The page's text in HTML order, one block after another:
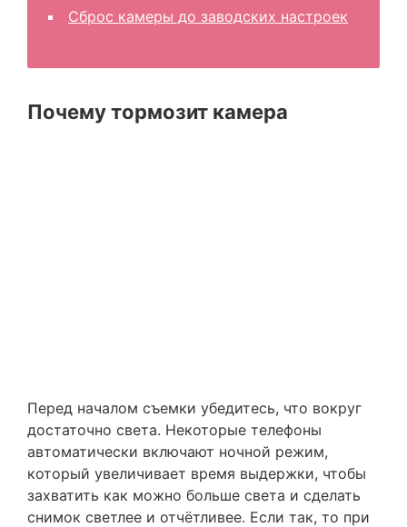
Сброс камеры до заводских настроек
Почему тормозит камера
Перед началом съемки убедитесь, что вокруг
достаточно света. Некоторые телефоны
автоматически включают ночной режим,
который увеличивает время выдержки, чтобы
захватить как можно больше света и сделать
снимок светлее и отчётливее. Если так, то при